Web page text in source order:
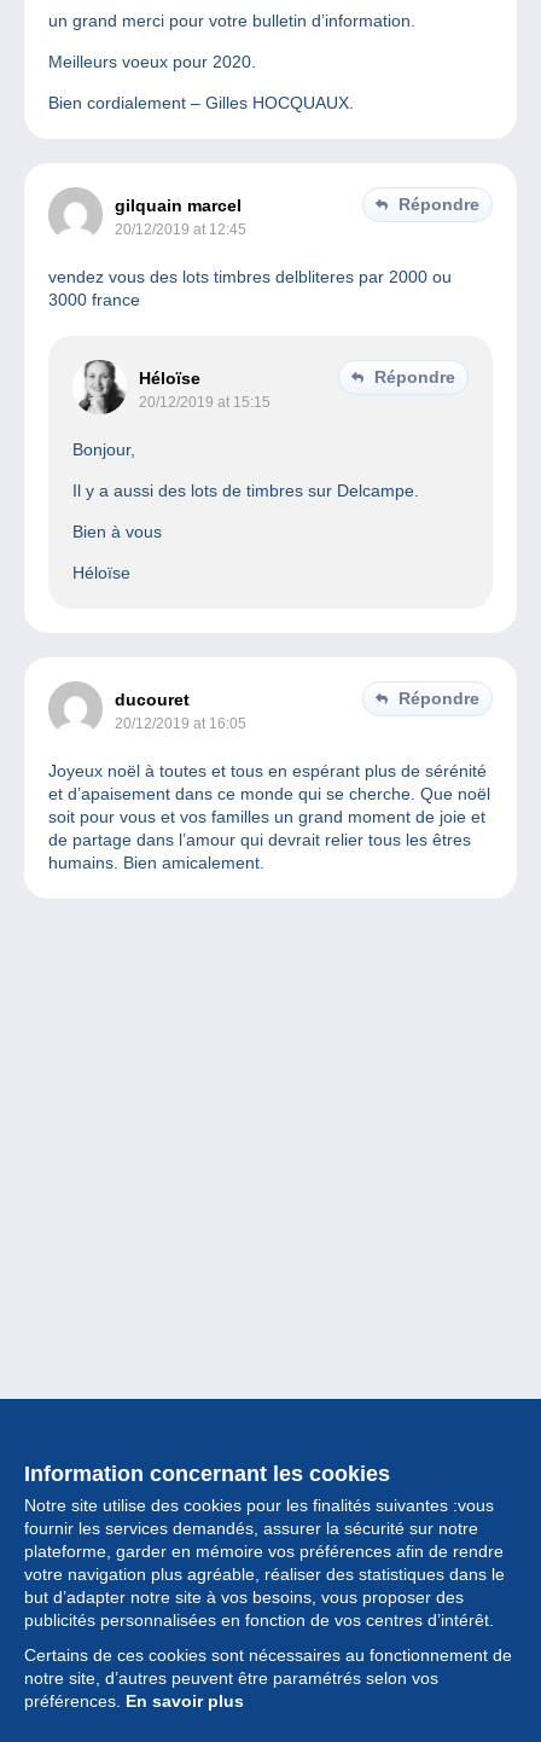
un grand merci pour votre bulletin d’information.
Meilleurs voeux pour 2020.
Bien cordialement – Gilles HOCQUAUX.
gilquain marcel
20/12/2019 at 12:45
Répondre
vendez vous des lots timbres delbliteres par 2000 ou
3000 france
Héloïse
20/12/2019 at 15:15
Répondre
Bonjour,
Il y a aussi des lots de timbres sur Delcampe.
Bien à vous
Héloïse
ducouret
20/12/2019 at 16:05
Répondre
Joyeux noël à toutes et tous en espérant plus de sérénité
et d’apaisement dans ce monde qui se cherche. Que noël
soit pour vous et vos familles un grand moment de joie et
de partage dans l’amour qui devrait relier tous les êtres
humains. Bien amicalement.
Information concernant les cookies
Notre site utilise des cookies pour les finalités suivantes :vous
fournir les services demandés, assurer la sécurité sur notre
plateforme, garder en mémoire vos préférences afin de rendre
votre navigation plus agréable, réaliser des statistiques dans le
but d’adapter notre site à vos besoins, vous proposer des
publicités personnalisées en fonction de vos centres d’intérêt.
Certains de ces cookies sont nécessaires au fonctionnement de
notre site, d’autres peuvent être paramétrés selon vos
préférences. En savoir plus
Collection
Actualités
Fonctionnalités